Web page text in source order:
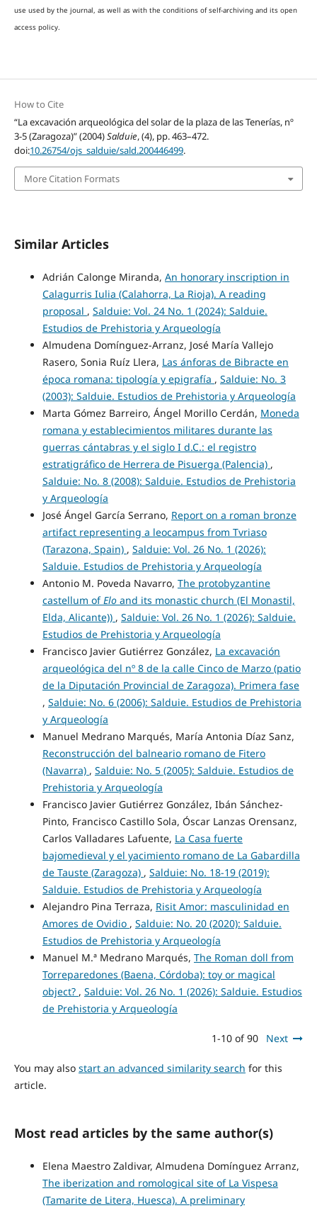
use used by the journal, as well as with the conditions of self-archiving and its open
access policy.
How to Cite
“La excavación arqueológica del solar de la plaza de las Tenerías, nº
3-5 (Zaragoza)” (2004)Salduie, (4), pp. 463–472.
doi:10.26754/ojs_salduie/sald.200446499.
More Citation Formats
Similar Articles
Adrián Calonge Miranda, An honorary inscription in
Calagurris Iulia (Calahorra, La Rioja). A reading
proposal , Salduie: Vol. 24 No. 1 (2024): Salduie.
Estudios de Prehistoria y Arqueología
Almudena Domínguez-Arranz, José María Vallejo
Rasero, Sonia Ruíz Llera, Las ánforas de Bibracte en
época romana: tipología y epigrafía , Salduie: No. 3
(2003): Salduie. Estudios de Prehistoria y Arqueología
Marta Gómez Barreiro, Ángel Morillo Cerdán, Moneda
romana y establecimientos militares durante las
guerras cántabras y el siglo I d.C.: el registro
estratigráfico de Herrera de Pisuerga (Palencia) ,
Salduie: No. 8 (2008): Salduie. Estudios de Prehistoria
y Arqueología
José Ángel García Serrano, Report on a roman bronze
artifact representing a leocampus from Tvriaso
(Tarazona, Spain) , Salduie: Vol. 26 No. 1 (2026):
Salduie. Estudios de Prehistoria y Arqueología
Antonio M. Poveda Navarro, The protobyzantine
castellum ofElo and its monastic church (El Monastil,
Elda, Alicante)) , Salduie: Vol. 26 No. 1 (2026): Salduie.
Estudios de Prehistoria y Arqueología
Francisco Javier Gutiérrez González, La excavación
arqueológica del nº 8 de la calle Cinco de Marzo (patio
de la Diputación Provincial de Zaragoza). Primera fase
, Salduie: No. 6 (2006): Salduie. Estudios de Prehistoria
y Arqueología
Manuel Medrano Marqués, María Antonia Díaz Sanz,
Reconstrucción del balneario romano de Fitero
(Navarra) , Salduie: No. 5 (2005): Salduie. Estudios de
Prehistoria y Arqueología
Francisco Javier Gutiérrez González, Ibán Sánchez-
Pinto, Francisco Castillo Sola, Óscar Lanzas Orensanz,
Carlos Valladares Lafuente, La Casa fuerte
bajomedieval y el yacimiento romano de La Gabardilla
de Tauste (Zaragoza) , Salduie: No. 18-19 (2019):
Salduie. Estudios de Prehistoria y Arqueología
Alejandro Pina Terraza, Risit Amor: masculinidad en
Amores de Ovidio , Salduie: No. 20 (2020): Salduie.
Estudios de Prehistoria y Arqueología
Manuel M.ª Medrano Marqués, The Roman doll from
Torreparedones (Baena, Córdoba): toy or magical
object? , Salduie: Vol. 26 No. 1 (2026): Salduie. Estudios
de Prehistoria y Arqueología
1-10 of 90 Next
You may also start an advanced similarity search for this
article.
Most read articles by the same author(s)
Elena Maestro Zaldivar, Almudena Domínguez Arranz,
The iberization and romological site of La Vispesa
(Tamarite de Litera, Huesca). A preliminary